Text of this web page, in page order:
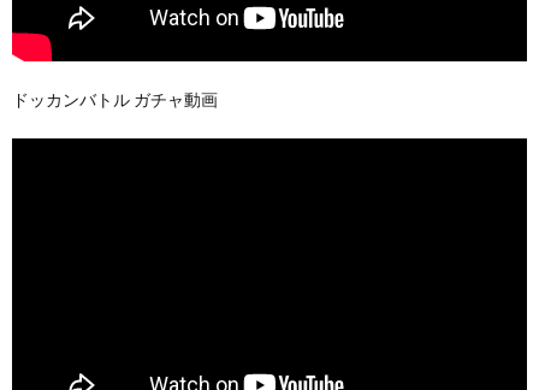
ドッカンバトル ガチャ動画